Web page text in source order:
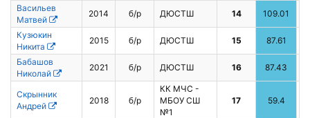
Васильев
Матвей
2014 б/р ДЮСТШ 14 109.01
Кузюкин
Никита
2015 б/р ДЮСТШ 15 87.61
Бабашов
Николай
2021 б/р ДЮСТШ 16 87.43
Скрынник
Андрей
2018 б/р
КК МЧС -
МБОУ СШ
№1
17 59.4